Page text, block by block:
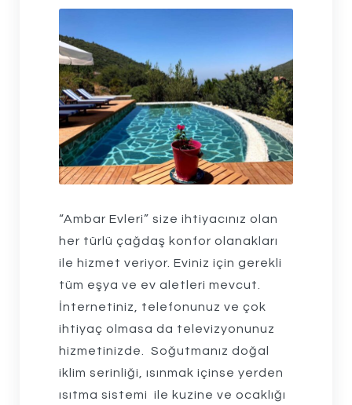
“Ambar Evleri” size ihtiyacınız olan
her türlü çağdaş konfor olanakları
ile hizmet veriyor. Eviniz için gerekli
tüm eşya ve ev aletleri mevcut.
İnternetiniz, telefonunuz ve çok
ihtiyaç olmasa da televizyonunuz
hizmetinizde. Soğutmanız doğal
iklim serinliği, ısınmak içinse yerden
ısıtma sistemi ile kuzine ve ocaklığı